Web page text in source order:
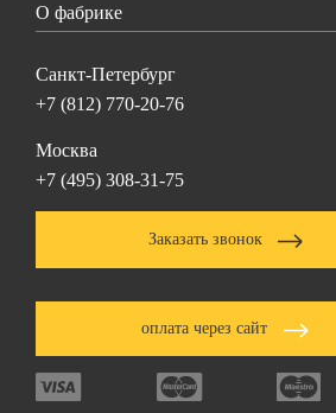
О фабрике
Санкт-Петербург
+7 (812) 770-20-76
Москва
+7 (495) 308-31-75
Заказать звонок
оплата через сайт